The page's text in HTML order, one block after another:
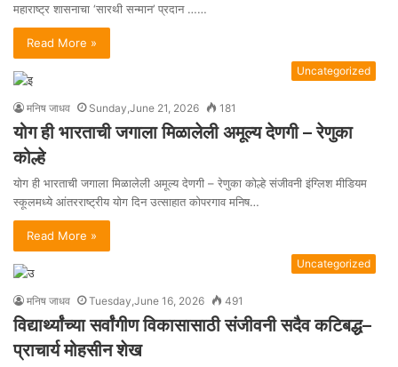
महाराष्ट्र शासनाचा ‘सारथी सन्मान’ प्रदान ……
Read More »
Uncategorized
मनिष जाधव Sunday,June 21, 2026 181
योग ही भारताची जगाला मिळालेली अमूल्य देणगी – रेणुका
कोल्हे
योग ही भारताची जगाला मिळालेली अमूल्य देणगी – रेणुका कोल्हे संजीवनी इंग्लिश मीडियम
स्कूलमध्ये आंतरराष्ट्रीय योग दिन उत्साहात कोपरगाव मनिष…
Read More »
Uncategorized
मनिष जाधव Tuesday,June 16, 2026 491
विद्यार्थ्यांच्या सर्वांगीण विकासासाठी संजीवनी सदैव कटिबद्ध–
प्राचार्य मोहसीन शेख